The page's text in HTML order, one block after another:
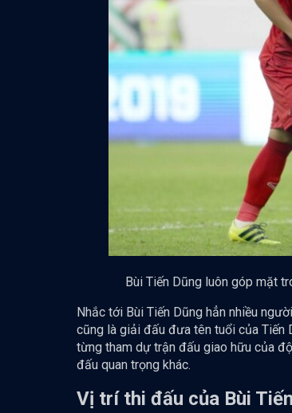
Bùi Tiến Dũng luôn góp mặt
Nhắc tới Bùi Tiến Dũng hẳn nhiều
cũng là giải đấu đưa tên tuổi của Tiến
từng tham dự trận đấu giao hữu của
đấu quan trọng khác.
Vị trí thi đấu của Bùi